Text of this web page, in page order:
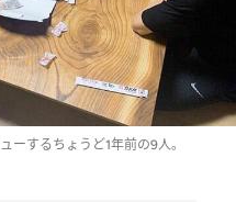
ーするちょうど1年前の9人。